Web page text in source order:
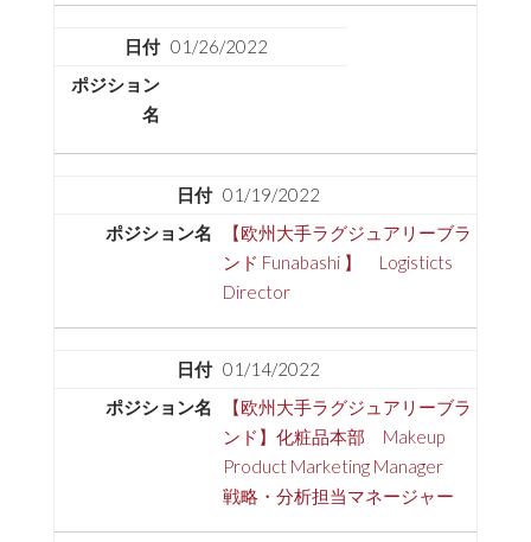
01/26/2022
01/19/2022
【欧州大手ラグジュアリーブラ
ンド Funabashi 】 Logisticts
Director
01/14/2022
【欧州大手ラグジュアリーブラ
ンド】化粧品本部 Makeup
Product Marketing Manager
戦略・分析担当マネージャー